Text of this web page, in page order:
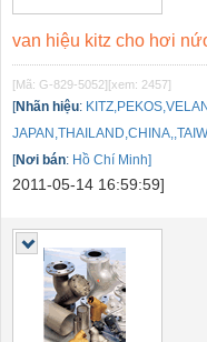
van hiệu kitz cho hơi
[Mã: G-829-5052][xem: 2457]
[Nhãn hiệu:
[Nơi bán: Hồ Chí Minh]
2011-05-14 16:59:59]